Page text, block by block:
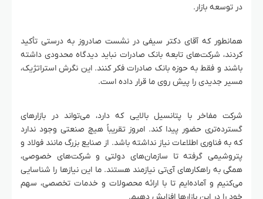
در توسعه بازار.
همانطور که آقای دکتر سیفی در نشست صادروز به درستی تأکید
کردند، شرکت‌های تابعه بانک صادرات نباید دیدگاه محدودی داشته
باشند و فقط به حوزه بانک صادرات فکر کنند. این نگرش استراتژیک،
مسیر جدیدی را پیش روی ما قرار داده است.
شرکت مفاخر با پتانسیل بالایی که دارد، می‌تواند در بازارهای
گسترده‌تری حضور پیدا کند. امروز تقریباً هیچ صنعتی وجود ندارد
که به فناوری اطلاعات نیاز نداشته باشد. از صنایع بزرگ مانند فولاد و
پتروشیمی گرفته تا سازمان‌های دولتی و شرکت‌های خصوصی،
همگی به راهکارهای آی‌تی نیازمند هستند. ما این نیازها را شناسایی
می‌کنیم و آماده‌ایم تا با ارائه محصولات و خدمات تخصصی، سهم
خود را در این بازارها افزایش دهیم.